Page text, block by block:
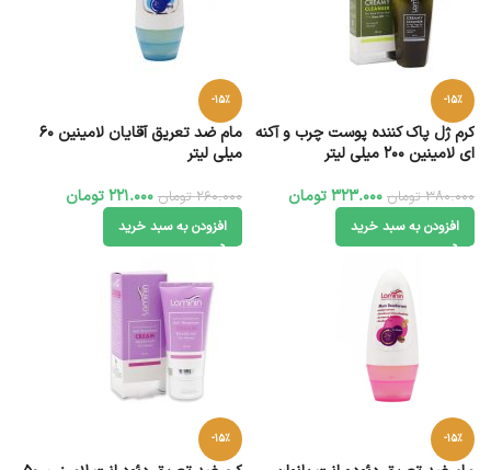
-15%
کرم ژل پاک کننده پوست چرب و آکنه
ای لامینین 200 میلی لیتر
380.000 تومان 323.000تومان
افزودن به سبد خرید
-15%
مام ضد تعریق آقایان لامینین ۶۰
میلی لیتر
260.000 تومان 221.000تومان
افزودن به سبد خرید
-15%
-15%